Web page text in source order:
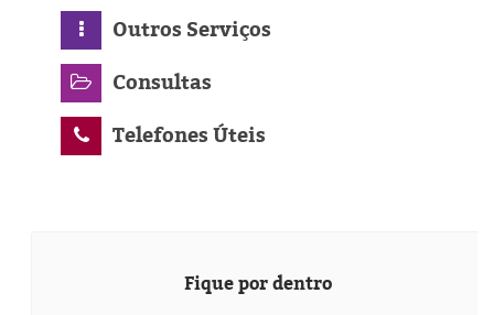
Outros Serviços
Consultas
Telefones Úteis
Fique por dentro